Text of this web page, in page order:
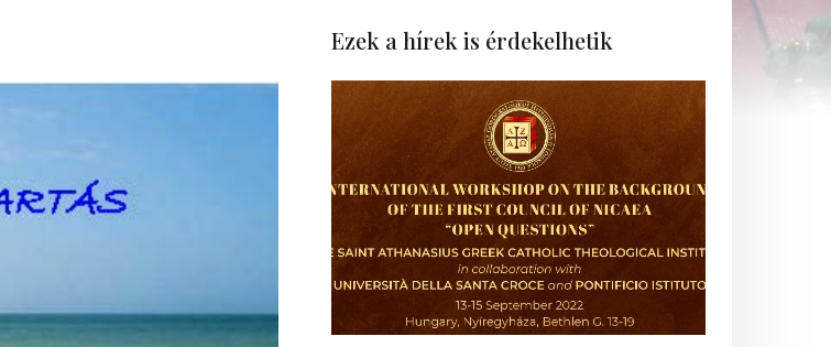
Ezek a hírek is érdekelhetik